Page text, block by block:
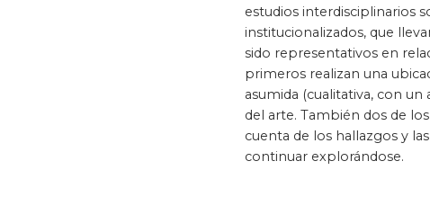
estudios interdisciplinarios
institucionalizados, que
sido representativos en
primeros realizan una
asumida (cualitativa, con
del arte. También dos de
cuenta de los hallazgos y
continuar explorándose.